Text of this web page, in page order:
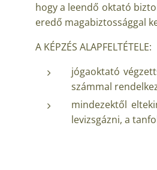
hogy a leendő oktató
eredő magabiztossággal
A KÉPZÉS ALAPFELTÉTELE:
jógaoktató
számmal
mindezektől
levizsgázni, a